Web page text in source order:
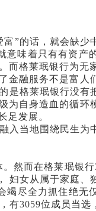
”的话，就会缺少
味着只有有资产
而格莱珉银行为无
金融服务不是富人
是格莱珉银行没有
为自身造血的循环
足发展。
入当地围绕民生为
然而在格莱珉银
妇女从属于家庭、
竭尽全力抓住绝无
有3059位成员当选